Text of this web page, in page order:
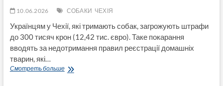
10.06.2026 СОБАКИ ЧЕХІЯ
Українцям у Чехії, які тримають собак, загрожують штрафи
до 300 тисяч крон (12,42 тис. євро). Таке покарання
вводять за недотримання правил реєстрації домашніх
тварин, які…
Смотреть большеШтрафи